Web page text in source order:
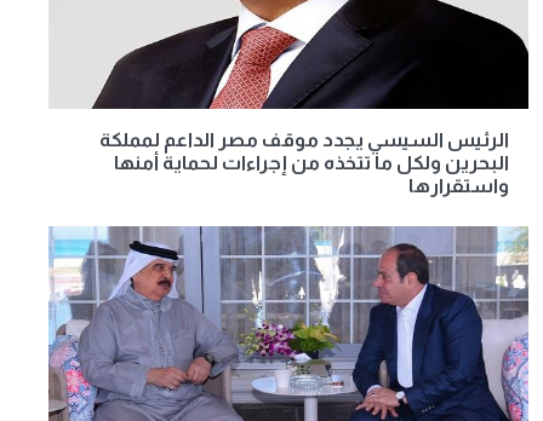
الرئيس السيسي يجدد موقف مصر الداعم لمملكة
البحرين ولكل ما تتخذه من إجراءات لحماية أمنها
واستقرارها